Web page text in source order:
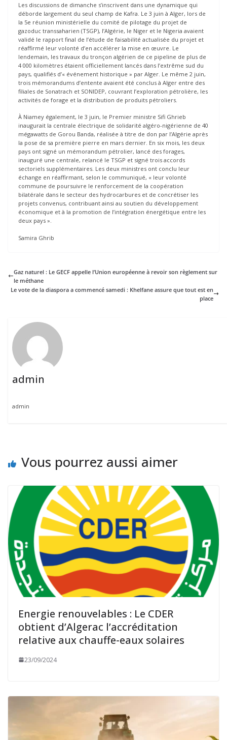
Les discussions de dimanche s’inscrivent dans une dynamique qui
déborde largement du seul champ de Kafra. Le 3 juin à Alger, lors de
la 5e réunion ministérielle du comité de pilotage du projet de
gazoduc transsaharien (TSGP), l’Algérie, le Niger et le Nigeria avaient
validé le rapport final de l’étude de faisabilité actualisée du projet et
réaffirmé leur volonté d’en accélérer la mise en œuvre. Le
lendemain, les travaux du tronçon algérien de ce pipeline de plus de
4 000 kilomètres étaient officiellement lancés dans l’extrême sud du
pays, qualifiés d’« événement historique » par Alger. Le même 2 juin,
trois mémorandums d’entente avaient été conclus à Alger entre des
filiales de Sonatrach et SONIDEP, couvrant l’exploration pétrolière, les
activités de forage et la distribution de produits pétroliers.
À Niamey également, le 3 juin, le Premier ministre Sifi Ghrieb
inaugurait la centrale électrique de solidarité algéro-nigérienne de 40
mégawatts de Gorou Banda, réalisée à titre de don par l’Algérie après
la pose de sa première pierre en mars dernier. En six mois, les deux
pays ont signé un mémorandum pétrolier, lancé des forages,
inauguré une centrale, relancé le TSGP et signé trois accords
sectoriels supplémentaires. Les deux ministres ont conclu leur
échange en réaffirmant, selon le communiqué, « leur volonté
commune de poursuivre le renforcement de la coopération
bilatérale dans le secteur des hydrocarbures et de concrétiser les
projets convenus, contribuant ainsi au soutien du développement
économique et à la promotion de l’intégration énergétique entre les
deux pays ».
Samira Ghrib
Gaz naturel : Le GECF appelle l’Union européenne à revoir son règlement sur
le méthane
Le vote de la diaspora a commencé samedi : Khelfane assure que tout est en
place
admin
admin
Vous pourrez aussi aimer
Energie renouvelables : Le CDER
obtient d’Algerac l’accréditation
relative aux chauffe-eaux solaires
23/09/2024